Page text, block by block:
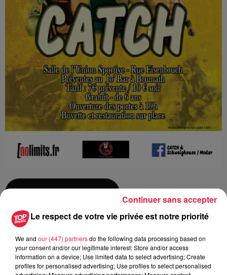
Date
au17 août 2019 à 0h00
Le respect de votre vie privée est notre priorité
We and our (447) partnersdo the following data processing based on
your consent and/or our legitimate interest: Store and/or access
information on a device; Use limited data to select advertising; Create
profiles for personalised advertising; Use profiles to select personalised
Continuer sans accepter